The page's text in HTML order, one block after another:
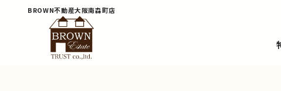
BROWN不動産大阪南森町店